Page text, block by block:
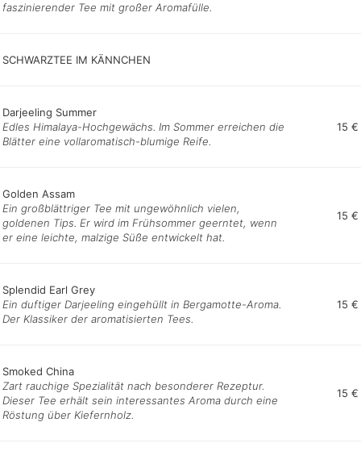
faszinierender Tee mit großer Aromafülle.
SCHWARZTEE IM KÄNNCHEN
Darjeeling Summer
Edles Himalaya-Hochgewächs. Im Sommer erreichen die
Blätter eine vollaromatisch-blumige Reife.
15 €
Golden Assam
Ein großblättriger Tee mit ungewöhnlich vielen,
goldenen Tips. Er wird im Frühsommer geerntet, wenn
er eine leichte, malzige Süße entwickelt hat.
15 €
Splendid Earl Grey
Ein duftiger Darjeeling eingehüllt in Bergamotte-Aroma.
Der Klassiker der aromatisierten Tees.
15 €
Smoked China
Zart rauchige Spezialität nach besonderer Rezeptur.
Dieser Tee erhält sein interessantes Aroma durch eine
Röstung über Kiefernholz.
15 €